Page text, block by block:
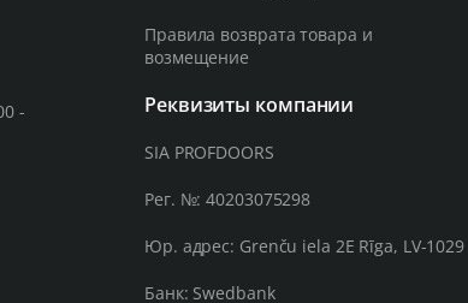
-
Правила возврата товара и
возмещение
Реквизиты компании
SIA PROFDOORS
Рег. №: 40203075298
Юр. адрес: Grenču iela 2E Rīga, LV-1029
Банк: Swedbank